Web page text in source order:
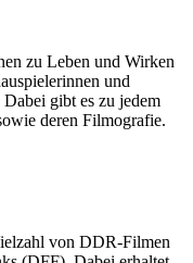
zu Leben und Wirken
und
gibt es zu jedem
deren Filmografie.
von DDR-Filmen